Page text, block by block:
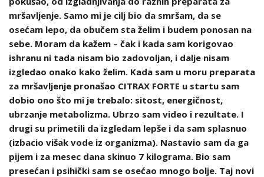
mršavljenje. Samo mi je cilj bio da smršam, da se
osećam lepo, da obučem sta želim i budem ponosan na
sebe. Moram da kažem – čak i kada sam korigovao
ishranu ni tada nisam bio zadovoljan, i dalje nisam
izgledao onako kako želim. Kada sam u moru preparata
za mršavljenje pronašao CITRAX FORTE u startu sam
dobio ono što mi je trebalo: sitost, energičnost,
ubrzanje metabolizma. Ubrzo sam video i rezultate. I
drugi su primetili da izgledam lepše i da sam splasnuo
(izbacio višak vode iz organizma). Nastavio sam da ga
pijem i za mesec dana skinuo 7 kilograma. Bio sam
presećan i psihički sam se osećao mnogo bolje. Taj novi